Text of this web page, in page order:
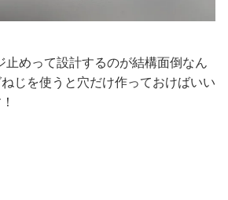
止めって設計するのが結構面倒なん
じを使うと穴だけ作っておけばいい